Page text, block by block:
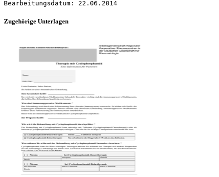
Zugehörige Unterlagen